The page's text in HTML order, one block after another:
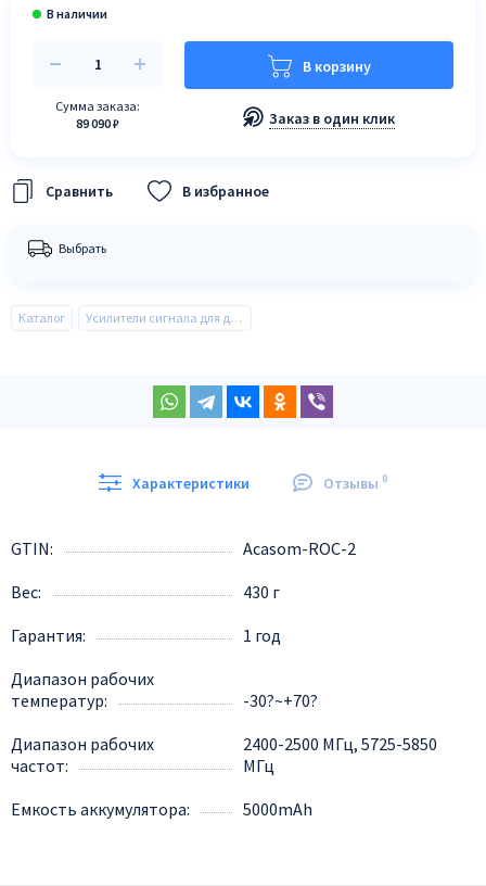
Сумма заказа:
89 090 ₽
В корзину
Заказ в один клик
В избранное
Выбрать
Каталог Усилители сигнала для дронов
Характеристики Отзывы 0
GTIN
Acasom-ROC-2
Вес
430 г
Гарантия
1 год
Диапазон рабочих
температур
-30?~+70?
Диапазон рабочих
частот
2400-2500 МГц, 5725-5850
МГц
Емкость аккумулятора
5000mАh